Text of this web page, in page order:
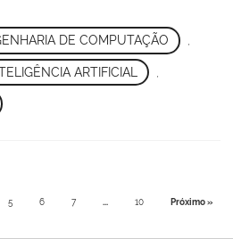
DE COMPUTAÇÃO ,
ARTIFICIAL
5 6 7 ... 10 Próximo »